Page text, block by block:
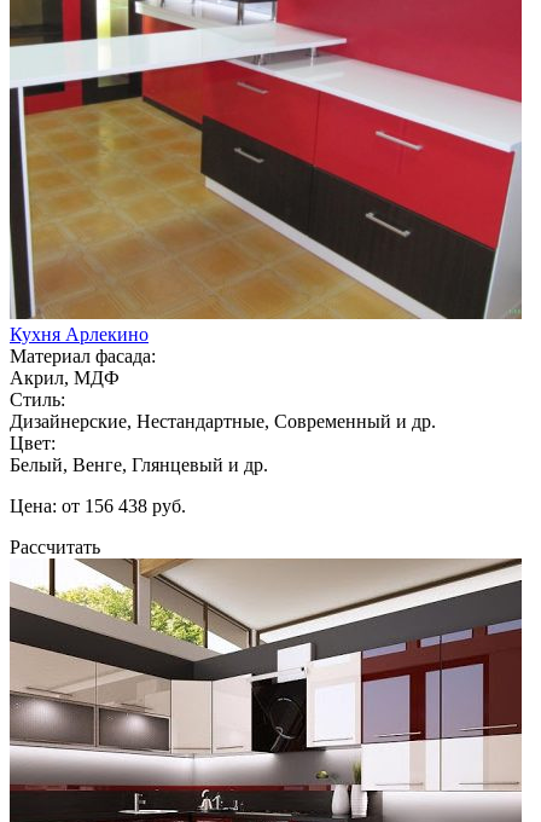
Кухня Арлекино
Материал фасада:
Акрил, МДФ
Стиль:
Дизайнерские, Нестандартные, Современный и др.
Цвет:
Белый, Венге, Глянцевый и др.
Цена: от 156 438 руб.
Рассчитать